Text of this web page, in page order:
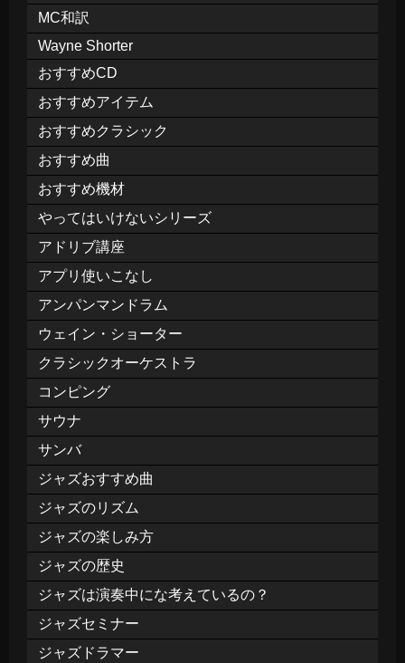
MC和訳
Wayne Shorter
おすすめCD
おすすめアイテム
おすすめクラシック
おすすめ曲
おすすめ機材
やってはいけないシリーズ
アドリブ講座
アプリ使いこなし
アンパンマンドラム
ウェイン・ショーター
クラシックオーケストラ
コンピング
サウナ
サンバ
ジャズおすすめ曲
ジャズのリズム
ジャズの楽しみ方
ジャズの歴史
ジャズは演奏中にな考えているの？
ジャズセミナー
ジャズドラマー